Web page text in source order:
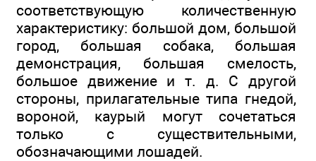
соответствующую количественную
характеристику: большой дом, большой
город, большая собака, большая
демонстрация, большая смелость,
большое движение и т. д. С другой
стороны, прилагательные типа гнедой,
вороной, каурый могут сочетаться
только с существительными,
обозначающими лошадей.